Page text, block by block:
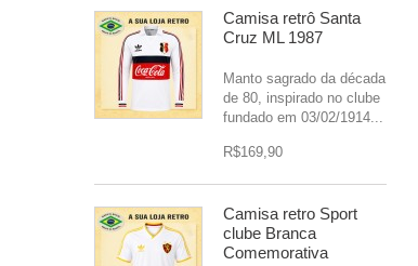
Camisa retrô Santa
Cruz ML 1987
Manto sagrado da década
de 80, inspirado no clube
fundado em 03/02/1914...
R$169,90
Camisa retro Sport
clube Branca
Comemorativa